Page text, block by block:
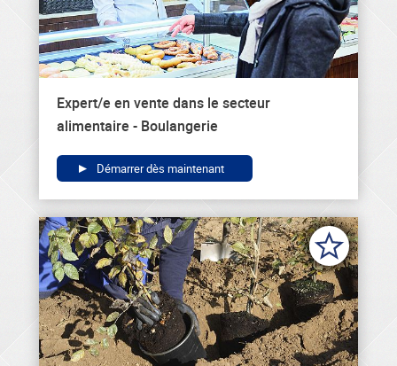
Expert/e en vente dans le secteur
alimentaire - Boulangerie
Démarrer dès maintenant